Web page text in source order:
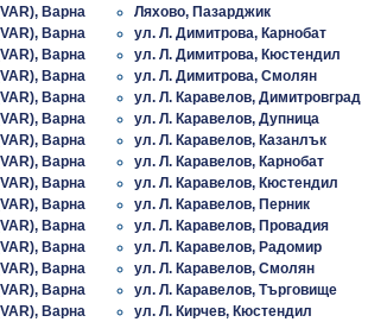
Варна
Варна
Варна
Варна
Варна
Варна
Варна
Варна
Варна
Варна
Варна
Варна
Варна
Варна
Варна
Ляхово, Пазарджик
ул. Л. Димитрова, Карнобат
ул. Л. Димитрова, Кюстендил
ул. Л. Димитрова, Смолян
ул. Л. Каравелов, Димитровград
ул. Л. Каравелов, Дупница
ул. Л. Каравелов, Казанлък
ул. Л. Каравелов, Карнобат
ул. Л. Каравелов, Кюстендил
ул. Л. Каравелов, Перник
ул. Л. Каравелов, Провадия
ул. Л. Каравелов, Радомир
ул. Л. Каравелов, Смолян
ул. Л. Каравелов, Търговище
ул. Л. Кирчев, Кюстендил